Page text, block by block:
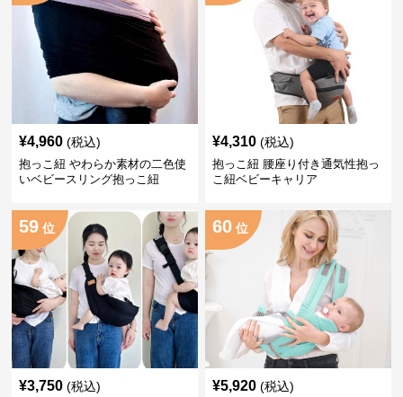
¥4,960 (税込)
抱っこ紐 やわらか素材の二色使
いベビースリング抱っこ紐
¥4,310 (税込)
抱っこ紐 腰座り付き通気性抱っ
こ紐ベビーキャリア
59 位
¥3,750 (税込)
60 位
¥5,920 (税込)